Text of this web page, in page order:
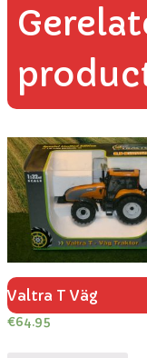
Valtra T Väg
€64.95